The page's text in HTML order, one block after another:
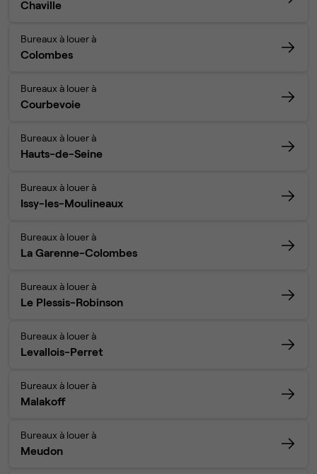
Chaville
Bureaux à louer à
Colombes
Bureaux à louer à
Courbevoie
Bureaux à louer à
Hauts-de-Seine
Bureaux à louer à
Issy-les-Moulineaux
Bureaux à louer à
La Garenne-Colombes
Bureaux à louer à
Le Plessis-Robinson
Bureaux à louer à
Levallois-Perret
Bureaux à louer à
Malakoff
Bureaux à louer à
Meudon